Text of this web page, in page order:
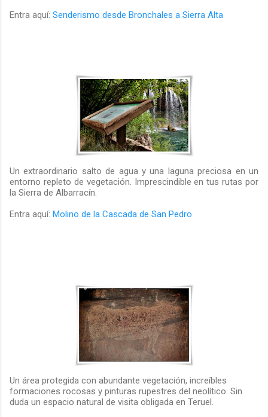
Entra aquí: Senderismo desde Bronchales a Sierra Alta
Un extraordinario salto de agua y una laguna preciosa en un
entorno repleto de vegetación. Imprescindible en tus rutas por
la Sierra de Albarracín.
Entra aquí: Molino de la Cascada de San Pedro
Un área protegida con abundante vegetación, increíbles
formaciones rocosas y pinturas rupestres del neolítico. Sin
duda un espacio natural de visita obligada en Teruel.